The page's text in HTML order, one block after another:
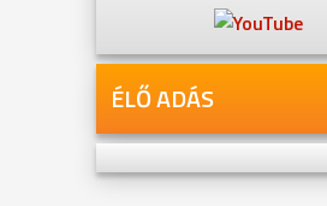
ÉLŐ ADÁS